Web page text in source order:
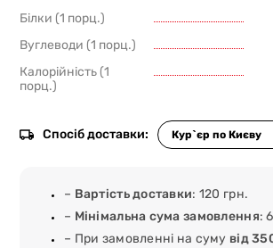
Білки (1 порц.)
Вуглеводи (1 порц.)
Калорійність (1
порц.)
Спосіб доставки:
– Вартість доставки: 120 грн.
– Мінімальна сума замовлення:
– При замовленні на суму від